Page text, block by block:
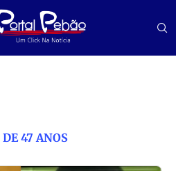
DE 47 ANOS